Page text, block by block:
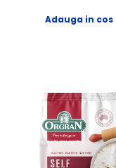
Colectare
Ingrijire
Scutece & Servetele
Adauga in cos